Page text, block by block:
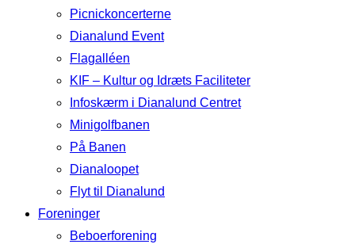
Picnickoncerterne
Dianalund Event
Flagalléen
KIF – Kultur og Idræts Faciliteter
Infoskærm i Dianalund Centret
Minigolfbanen
På Banen
Dianaloopet
Flyt til Dianalund
Foreninger
Beboerforening